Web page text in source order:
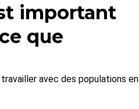
important
que
avec des populations en